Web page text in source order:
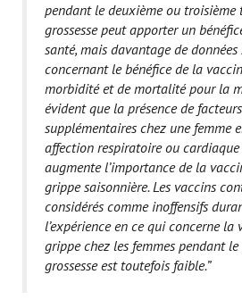
pendant le deuxième ou troisième
grossesse peut apporter un
santé, mais davantage de données
concernant le bénéfice de la
morbidité et de mortalité pour la
évident que la présence de
supplémentaires chez une femme
affection respiratoire ou cardiaque
augmente l’importance de la
grippe saisonnière. Les vaccins
considérés comme inoffensifs
l’expérience en ce qui concerne
grippe chez les femmes pendant
grossesse est toutefois faible.”